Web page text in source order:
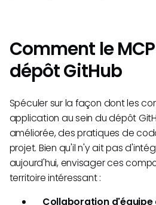
Comment le
dépôt GitHub
Spéculer sur la façon dont les
application au sein du dépôt
améliorée, des pratiques de
projet. Bien qu'il n'y ait pas
aujourd'hui, envisager ces
territoire intéressant :
Collaboration d'équipe